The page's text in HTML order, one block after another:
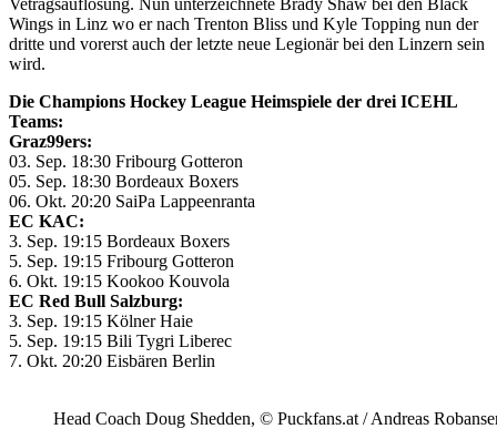
Wings in Linz wo er nach Trenton Bliss und Kyle Topping nun der
dritte und vorerst auch der letzte neue Legionär bei den Linzern sein
wird.
Die Champions Hockey League Heimspiele der drei ICEHL
Teams:
Graz99ers:
03. Sep. 18:30 Fribourg Gotteron
05. Sep. 18:30 Bordeaux Boxers
06. Okt. 20:20 SaiPa Lappeenranta
EC KAC:
3. Sep. 19:15 Bordeaux Boxers
5. Sep. 19:15 Fribourg Gotteron
6. Okt. 19:15 Kookoo Kouvola
EC Red Bull Salzburg:
3. Sep. 19:15 Kölner Haie
5. Sep. 19:15 Bili Tygri Liberec
7. Okt. 20:20 Eisbären Berlin
Head Coach Doug Shedden, © Puckfans.at / Andreas